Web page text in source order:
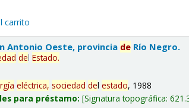
carrito
Antonio Oeste, provincia de Río Negro.
delEstado.
eléctrica, sociedad delestado, 1988
para préstamo: Signatura topográfica: